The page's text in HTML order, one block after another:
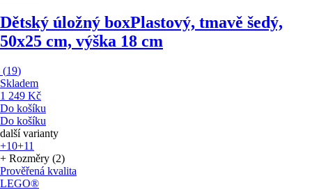
Dětský úložný boxPlastový, tmavě šedý,
50x25 cm, výška 18 cm
(19)
Skladem
1 249 Kč
Do košíku
Do košíku
další varianty
+10+11
+ Rozměry (2)
Prověřená kvalita
LEGO®